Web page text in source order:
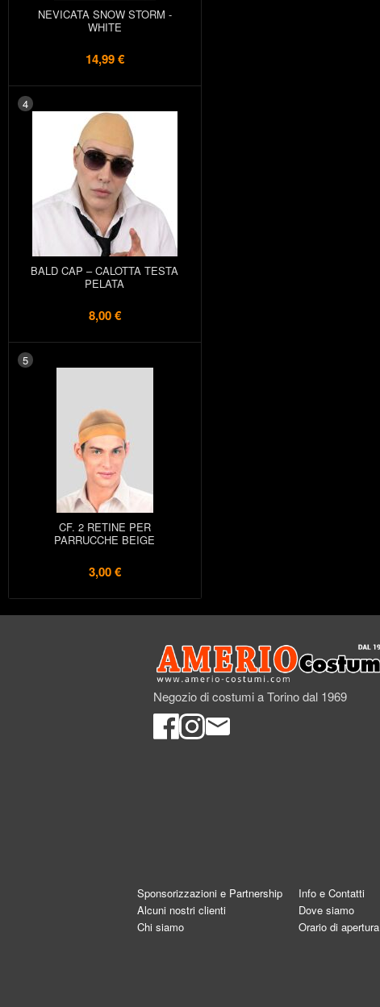
NEVICATA SNOW STORM -
WHITE
14,99 €
4
BALD CAP – CALOTTA TESTA
PELATA
8,00 €
5
CF. 2 RETINE PER
PARRUCCHE BEIGE
3,00 €
Negozio di costumi a Torino dal 1969
Sponsorizzazioni e Partnership
Alcuni nostri clienti
Chi siamo
Info e Contatti
Dove siamo
Orario di apertura